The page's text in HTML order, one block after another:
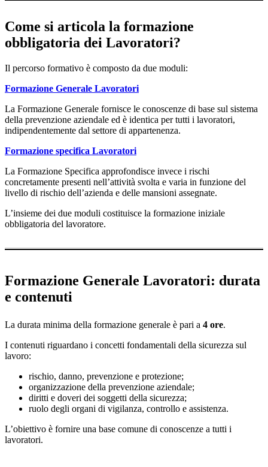
Come si articola la formazione
obbligatoria dei Lavoratori?
Il percorso formativo è composto da due moduli:
Formazione Generale Lavoratori
La Formazione Generale fornisce le conoscenze di base sul sistema
della prevenzione aziendale ed è identica per tutti i lavoratori,
indipendentemente dal settore di appartenenza.
Formazione specifica Lavoratori
La Formazione Specifica approfondisce invece i rischi
concretamente presenti nell’attività svolta e varia in funzione del
livello di rischio dell’azienda e delle mansioni assegnate.
L’insieme dei due moduli costituisce la formazione iniziale
obbligatoria del lavoratore.
Formazione Generale Lavoratori: durata
e contenuti
La durata minima della formazione generale è pari a 4 ore.
I contenuti riguardano i concetti fondamentali della sicurezza sul
lavoro:
rischio, danno, prevenzione e protezione;
organizzazione della prevenzione aziendale;
diritti e doveri dei soggetti della sicurezza;
ruolo degli organi di vigilanza, controllo e assistenza.
L’obiettivo è fornire una base comune di conoscenze a tutti i
lavoratori.